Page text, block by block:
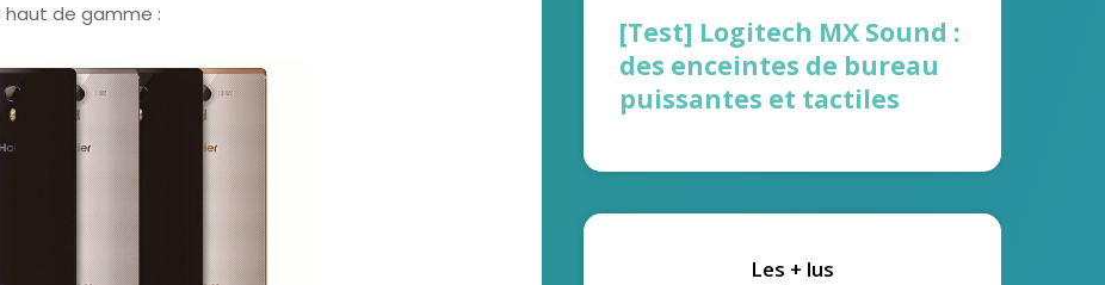
de gamme :
[Test] Logitech MX Sound :
des enceintes de bureau
puissantes et tactiles
Les + lus